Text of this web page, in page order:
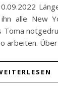
alle New
Toma
arbeiten.